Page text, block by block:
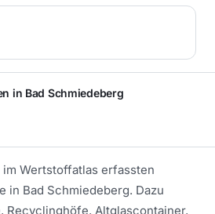
in Bad Schmiedeberg
Wertstoffatlas erfassten
in Bad Schmiedeberg. Dazu
Recyclinghöfe, Altglascontainer,